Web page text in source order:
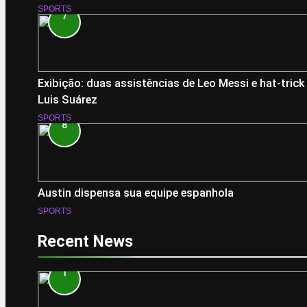
SPORTS
7
Exibição: duas assistências de Leo Messi e hat-trick
Luis Suárez
SPORTS
8
Austin dispensa sua equipe espanhola
SPORTS
Recent News
1